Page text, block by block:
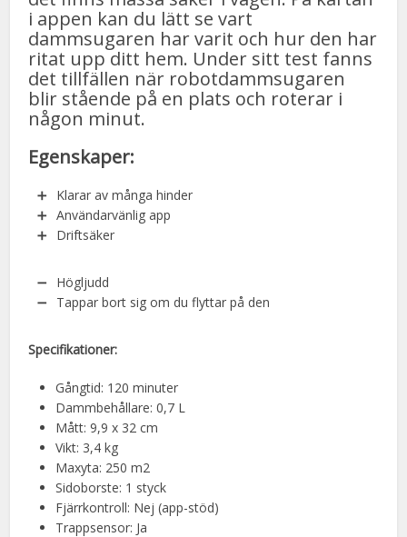
i appen kan du lätt se vart
dammsugaren har varit och hur den har
ritat upp ditt hem. Under sitt test fanns
det tillfällen när robotdammsugaren
blir stående på en plats och roterar i
någon minut.
Egenskaper:
Klarar av många hinder
Användarvänlig app
Driftsäker
Högljudd
Tappar bort sig om du flyttar på den
Specifikationer:
Gångtid: 120 minuter
Dammbehållare: 0,7 L
Mått: 9,9 x 32 cm
Vikt: 3,4 kg
Maxyta: 250 m2
Sidoborste: 1 styck
Fjärrkontroll: Nej (app-stöd)
Trappsensor: Ja